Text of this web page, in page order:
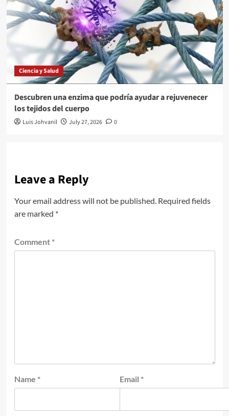
Ciencia y Salud
Descubren una enzima que podría ayudar a rejuvenecer
los tejidos del cuerpo
Luis Johvanil July 27, 2026 0
Leave a Reply
Your email address will not be published. Required fields
are marked *
Comment *
Name * Email *